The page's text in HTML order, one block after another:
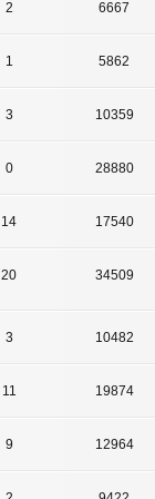
2 6667
1 5862
3 10359
0 28880
14 17540
20 34509
3 10482
11 19874
9 12964